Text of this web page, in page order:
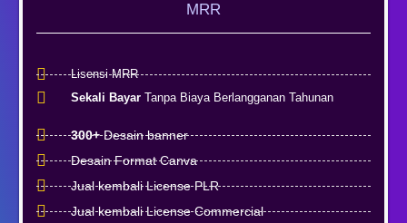
MRR
Lisensi MRR
Sekali BayarTanpa Biaya Berlangganan Tahunan
300+Desain banner
Desain Format Canva
Jual kembali License PLR
Jual kembali License Commercial